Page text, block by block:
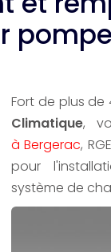
Fort de plus de
Climatique,
à Bergerac,
pour
système de